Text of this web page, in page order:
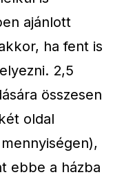
ajánlott
ha fent is
2,5
összesen
oldal
ebbe a házba